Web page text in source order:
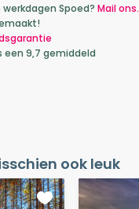
Spoed? Mail ons.
een 9,7 gemiddeld
ook leuk